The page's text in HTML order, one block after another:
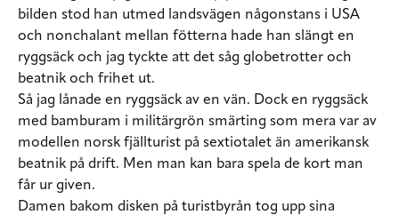
bilden stod han utmed landsvägen någonstans i USA
och nonchalant mellan fötterna hade han slängt en
ryggsäck och jag tyckte att det såg globetrotter och
beatnik och frihet ut.
Så jag lånade en ryggsäck av en vän. Dock en ryggsäck
med bamburam i militärgrön smärting som mera var av
modellen norsk fjällturist på sextiotalet än amerikansk
beatnik på drift. Men man kan bara spela de kort man
får ur given.
Damen bakom disken på turistbyrån tog upp sina